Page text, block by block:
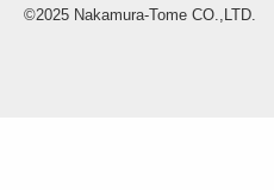
©2025 Nakamura-Tome CO.,LTD.